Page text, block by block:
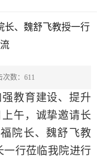
长、魏舒飞教授一行
次数： 611
教育建设、提升
午，诚挚邀请长
院长、魏舒飞教
一行莅临我院进行